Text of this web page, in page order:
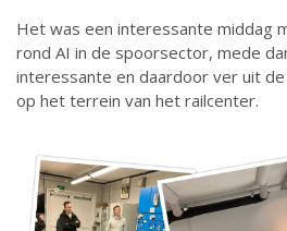
Het was een interessante middag
rond AI in de spoorsector, mede
interessante en daardoor ver uit
op het terrein van het railcenter.